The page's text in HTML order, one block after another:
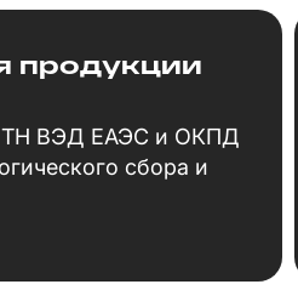
продукции
ТН ВЭД ЕАЭС и ОКПД
сбора и